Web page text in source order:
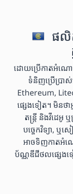
ផលិ
ដោយប្រើកាតអំណ
ទំនិញប្រើប្រាស់
Ethereum,
ផ្សេងទៀត។ មិនថា
តន្ត្រី និងវីដេអូ
បច្ចេកវិទ្យា,
អាចទិញកាតអំ
ប័ណ្ណឌីជីថលផ្សេងទ